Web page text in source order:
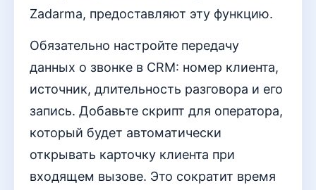
Zadarma, предоставляют эту функцию.
Обязательно настройте передачу
данных о звонке в CRM: номер клиента,
источник, длительность разговора и его
запись. Добавьте скрипт для оператора,
который будет автоматически
открывать карточку клиента при
входящем вызове. Это сократит время